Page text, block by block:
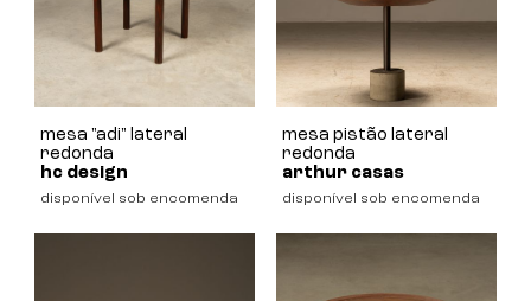
mesa "adi" lateral
redonda
hc design
disponível sob encomenda
mesa pistão lateral
redonda
arthur casas
disponível sob encomenda